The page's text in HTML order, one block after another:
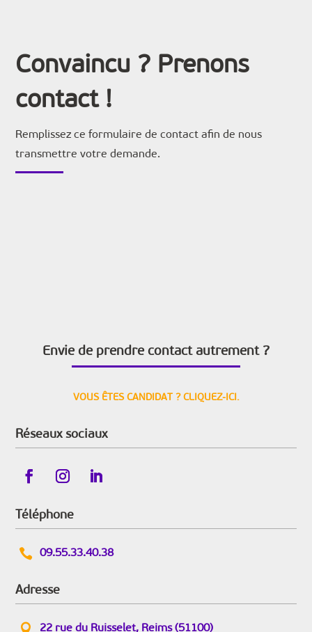
Convaincu ? Prenons
contact !
Remplissez ce formulaire de contact afin de nous
transmettre votre demande.
Envie de prendre contact autrement ?
VOUS ÊTES CANDIDAT ? CLIQUEZ-ICI.
Réseaux sociaux
Téléphone
 09.55.33.40.38
Adresse
 22 rue du Ruisselet, Reims (51100)